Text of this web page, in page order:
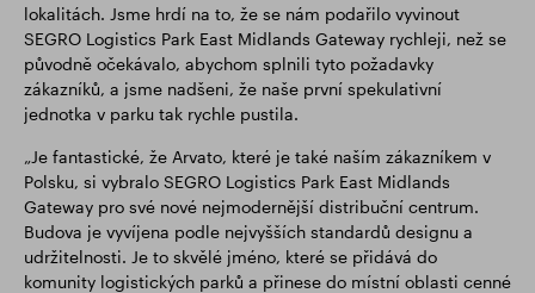
lokalitách. Jsme hrdí na to, že se nám podařilo vyvinout
SEGRO Logistics Park East Midlands Gateway rychleji, než se
původně očekávalo, abychom splnili tyto požadavky
zákazníků, a jsme nadšeni, že naše první spekulativní
jednotka v parku tak rychle pustila.
„Je fantastické, že Arvato, které je také naším zákazníkem v
Polsku, si vybralo SEGRO Logistics Park East Midlands
Gateway pro své nové nejmodernější distribuční centrum.
Budova je vyvíjena podle nejvyšších standardů designu a
udržitelnosti. Je to skvělé jméno, které se přidává do
komunity logistických parků a přinese do místní oblasti cenné